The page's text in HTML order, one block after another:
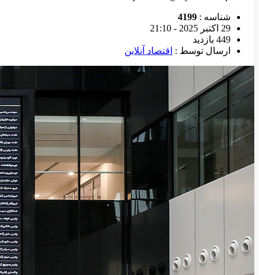
شناسه : 4199
29 اکتبر 2025 - 21:10
449 بازدید
ارسال توسط : اقتصاد آنلاین